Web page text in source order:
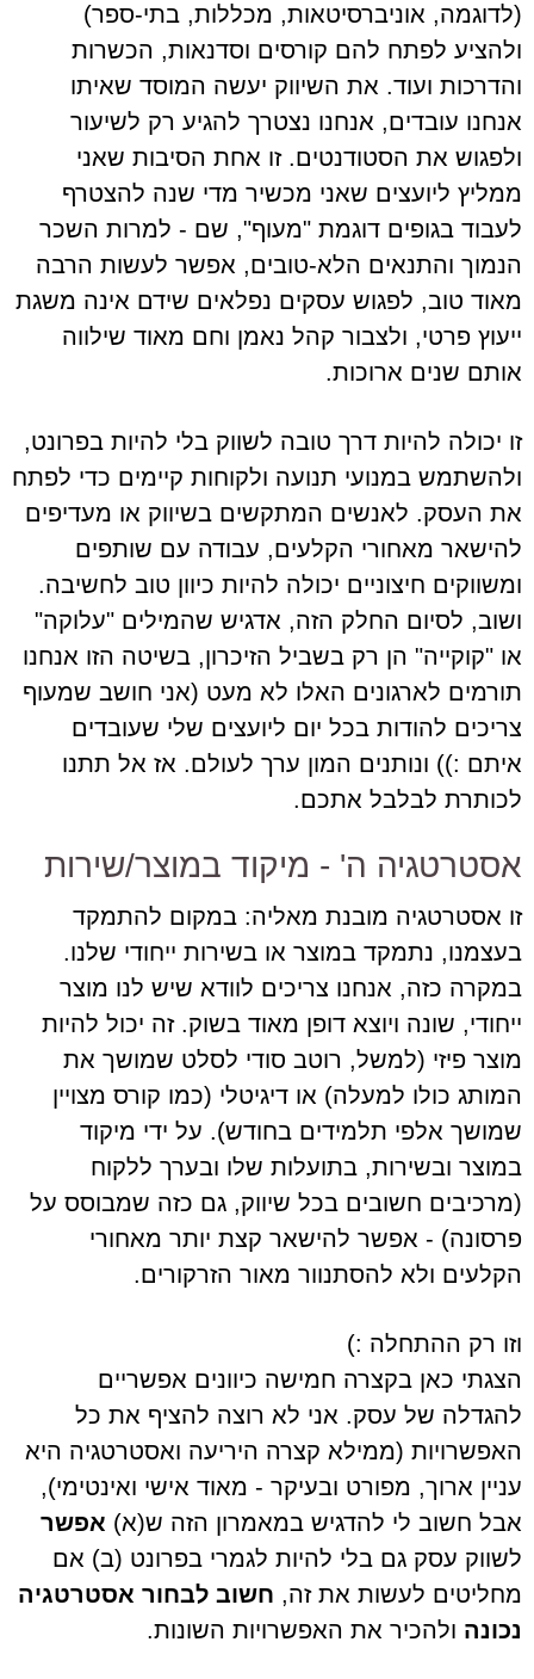
(לדוגמה, אוניברסיטאות, מכללות, בתי-ספר)
ולהציע לפתח להם קורסים וסדנאות, הכשרות
והדרכות ועוד. את השיווק יעשה המוסד שאיתו
אנחנו עובדים, אנחנו נצטרך להגיע רק לשיעור
ולפגוש את הסטודנטים. זו אחת הסיבות שאני
ממליץ ליועצים שאני מכשיר מדי שנה להצטרף
לעבוד בגופים דוגמת "מעוף", שם - למרות השכר
הנמוך והתנאים הלא-טובים, אפשר לעשות הרבה
מאוד טוב, לפגוש עסקים נפלאים שידם אינה משגת
ייעוץ פרטי, ולצבור קהל נאמן וחם מאוד שילווה
אותם שנים ארוכות.
זו יכולה להיות דרך טובה לשווק בלי להיות בפרונט,
ולהשתמש במנועי תנועה ולקוחות קיימים כדי לפתח
את העסק. לאנשים המתקשים בשיווק או מעדיפים
להישאר מאחורי הקלעים, עבודה עם שותפים
ומשווקים חיצוניים יכולה להיות כיוון טוב לחשיבה.
ושוב, לסיום החלק הזה, אדגיש שהמילים "עלוקה"
או "קוקייה" הן רק בשביל הזיכרון, בשיטה הזו אנחנו
תורמים לארגונים האלו לא מעט (אני חושב שמעוף
צריכים להודות בכל יום ליועצים שלי שעובדים
איתם :)) ונותנים המון ערך לעולם. אז אל תתנו
לכותרת לבלבל אתכם.
אסטרטגיה ה' - מיקוד במוצר/שירות
זו אסטרטגיה מובנת מאליה: במקום להתמקד
בעצמנו, נתמקד במוצר או בשירות ייחודי שלנו.
במקרה כזה, אנחנו צריכים לוודא שיש לנו מוצר
ייחודי, שונה ויוצא דופן מאוד בשוק. זה יכול להיות
מוצר פיזי (למשל, רוטב סודי לסלט שמושך את
המותג כולו למעלה) או דיגיטלי (כמו קורס מצויין
שמושך אלפי תלמידים בחודש). על ידי מיקוד
במוצר ובשירות, בתועלות שלו ובערך ללקוח
(מרכיבים חשובים בכל שיווק, גם כזה שמבוסס על
פרסונה) - אפשר להישאר קצת יותר מאחורי
הקלעים ולא להסתנוור מאור הזרקורים.
וזו רק ההתחלה :)
הצגתי כאן בקצרה חמישה כיוונים אפשריים
להגדלה של עסק. אני לא רוצה להציף את כל
האפשרויות (ממילא קצרה היריעה ואסטרטגיה היא
עניין ארוך, מפורט ובעיקר - מאוד אישי ואינטימי),
אבל חשוב לי להדגיש במאמרון הזה ש(א) אפשר
לשווק עסק גם בלי להיות לגמרי בפרונט (ב) אם
מחליטים לעשות את זה, חשוב לבחור אסטרטגיה
נכונהולהכיר את האפשרויות השונות.